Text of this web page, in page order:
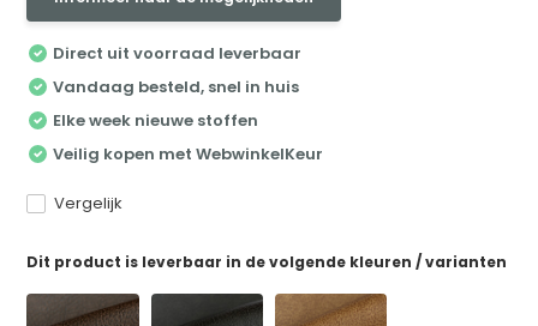
Direct uit voorraad leverbaar
Vandaag besteld, snel in huis
Elke week nieuwe stoffen
Veilig kopen met WebwinkelKeur
Vergelijk
Dit product is leverbaar in de volgende kleuren / varianten